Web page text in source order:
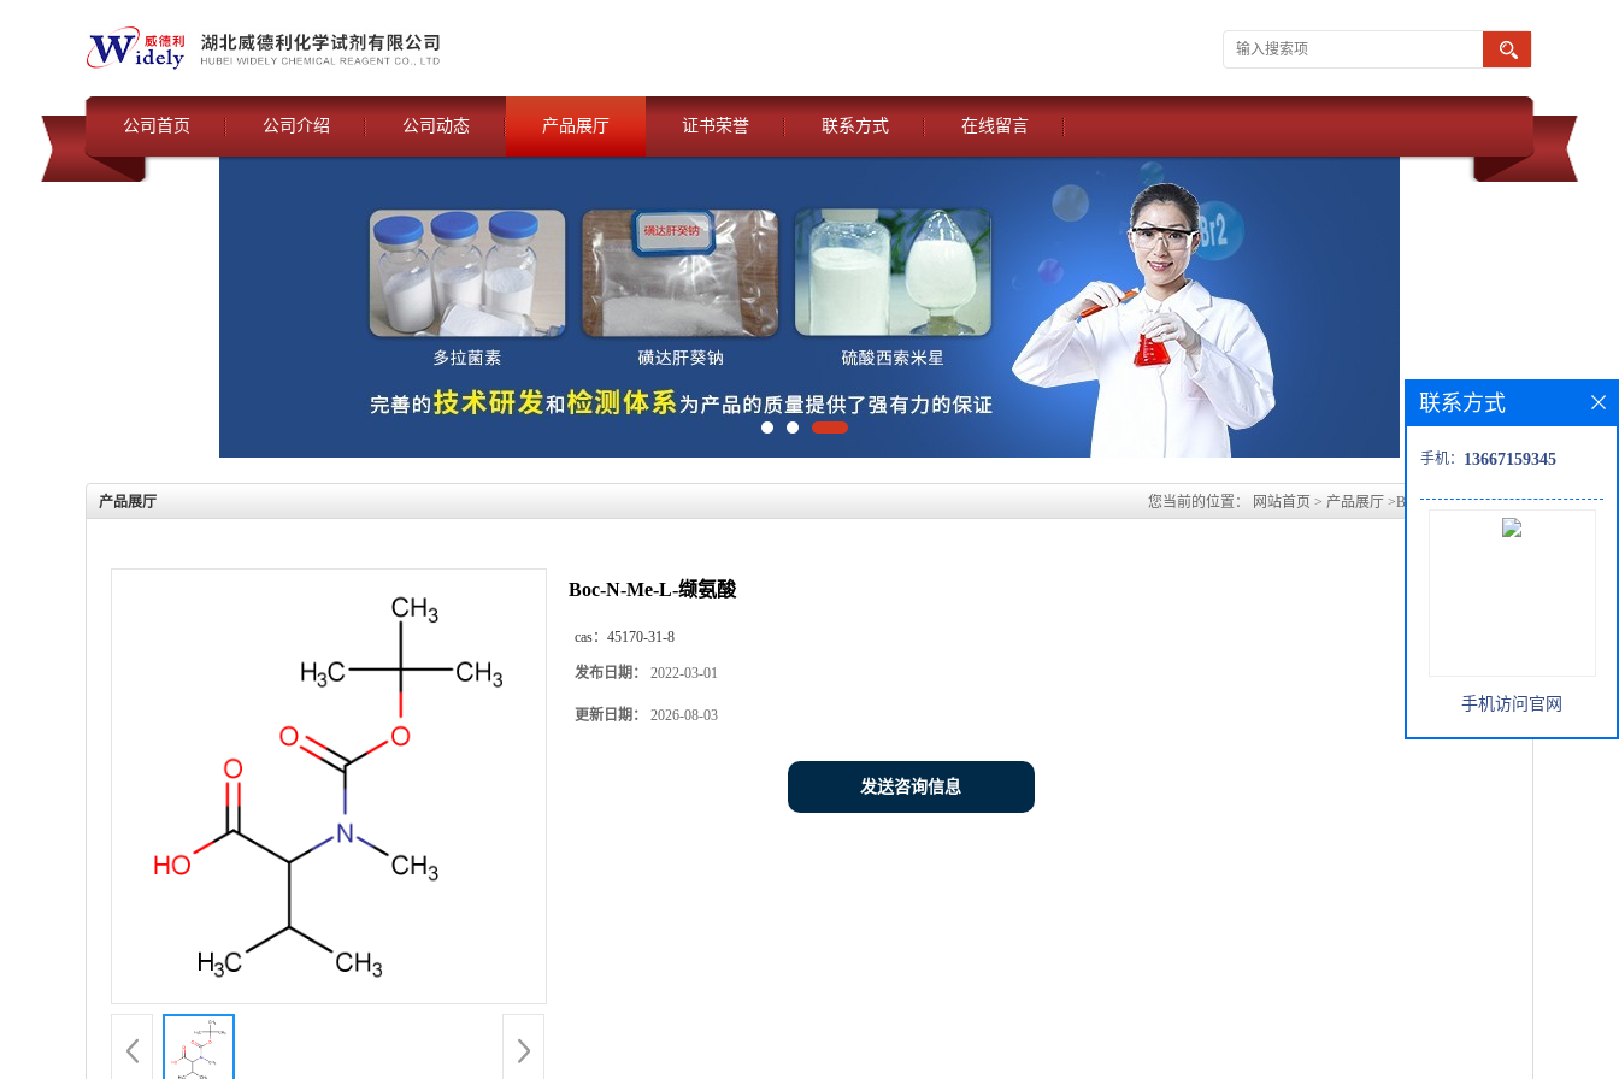
公司首页 公司介绍 公司动态 产品展厅 证书荣誉 联系方式 在线留言
产品展厅 您当前的位置： 网站首页 > 产品展厅 >Boc-N-Me-L-缬氨酸
Boc-N-Me-L-缬氨酸
cas： 45170-31-8
发布日期： 2022-03-01
更新日期： 2026-08-03
发送咨询信息
联系方式
手机： 13667159345
手机访问官网